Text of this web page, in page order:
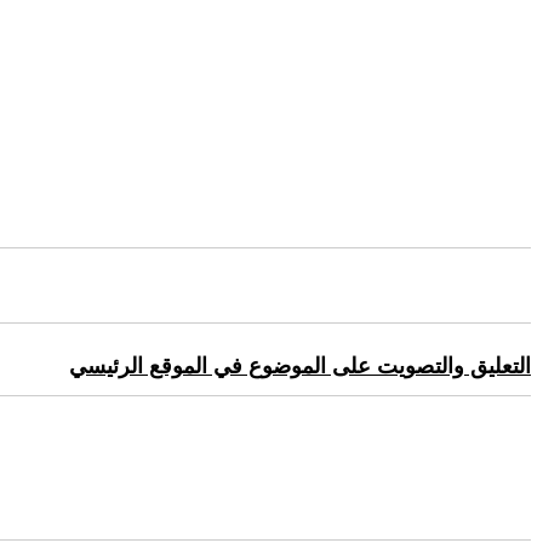
التعليق والتصويت على الموضوع في الموقع الرئيسي